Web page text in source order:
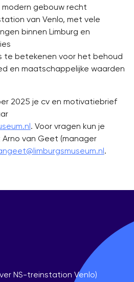
modern gebouw recht
van Venlo, met vele
binnen Limburg en
te betekenen voor het behoud
en maatschappelijke waarden
2025 je cv en motivatiebrief
. Voor vragen kun je
van Geet (manager
.
NS-treinstation Venlo)